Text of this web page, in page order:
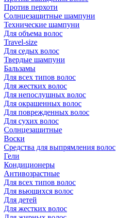
Против перхоти
Солнцезащитные шампуни
Технические шампуни
Для объема волос
Travel-size
Для седых волос
Твердые шампуни
Бальзамы
Для всех типов волос
Для жестких волос
Для непослушных волос
Для окрашенных волос
Для поврежденных волос
Для сухих волос
Солнцезащитные
Воски
Средства для выпрямления волос
Гели
Кондиционеры
Антивозрастные
Для всех типов волос
Для вьющихся волос
Для детей
Для жестких волос